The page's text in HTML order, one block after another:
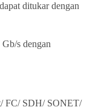
ditukar dengan
s dengan
FC/ SDH/ SONET/